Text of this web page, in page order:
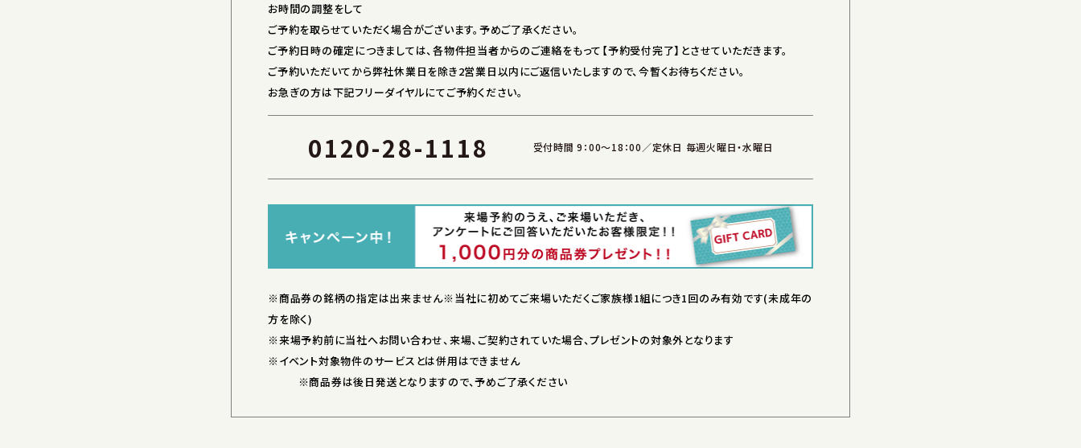
お時間の調整をして
ご予約を取らせていただく場合がございます。予めご了承ください。
ご予約日時の確定につきましては、各物件担当者からのご連絡をもって【予約受付完了】とさせていただきます。
ご予約いただいてから弊社休業日を除き2営業日以内にご返信いたしますので、今暫くお待ちください。
お急ぎの方は下記フリーダイヤルにてご予約ください。
0120-28-1118 受付時間 9：00～18：00／定休日 毎週火曜日・水曜日
※商品券の銘柄の指定は出来ません※当社に初めてご来場いただくご家族様1組につき1回のみ有効です(未成年の
方を除く)
※来場予約前に当社へお問い合わせ、来場、ご契約されていた場合、プレゼントの対象外となります
※イベント対象物件のサービスとは併用はできません
※商品券は後日発送となりますので、予めご了承ください